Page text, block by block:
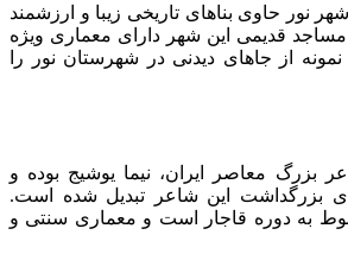
نور حاوی بناهای تاریخی زیبا و ارزشمند
قدیمی این شهر دارای معماری ویژه
از جاهای دیدنی در شهرستان نور را
بزرگ معاصر ایران، نیما یوشیج بوده و
بزرگداشت این شاعر تبدیل شده است.
به دوره قاجار است و معماری سنتی و